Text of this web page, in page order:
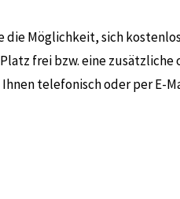
die Möglichkeit, sich
frei bzw. eine
telefonisch oder per E-